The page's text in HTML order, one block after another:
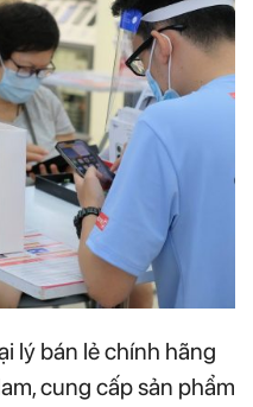
lý bán lẻ chính hãng
cung cấp sản phẩm